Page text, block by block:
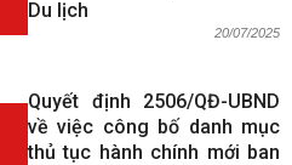
Du lịch
20/07/2025
Quyết định 2506/QĐ-UBND
về việc công bố danh mục
thủ tục hành chính mới ban